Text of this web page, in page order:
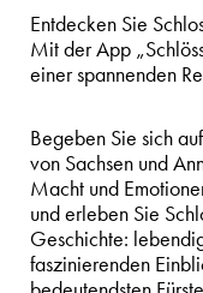
Entdecken Sie
Mit der App
einer spannenden
Begeben Sie sich
von Sachsen und
Macht und
und erleben Sie
Geschichte:
faszinierenden